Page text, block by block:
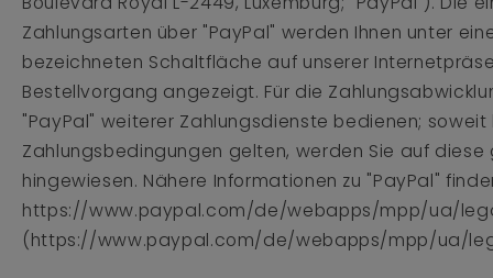
Zahlungsarten über "PayPal" werden Ihnen unter
bezeichneten Schaltfläche auf unserer
Bestellvorgang angezeigt. Für die
"PayPal" weiterer Zahlungsdienste bedienen;
Zahlungsbedingungen gelten, werden Sie auf
hingewiesen. Nähere Informationen zu "PayPal"
https://www.paypal.com/de/webapps/mpp/ua/
(https://www.paypal.com/de/webapps/mpp/ua/